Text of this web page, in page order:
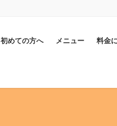
初めての方へ メニュー 料金